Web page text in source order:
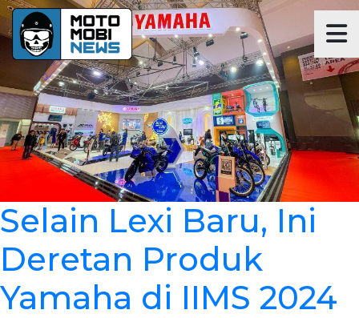
Selain Lexi Baru, Ini
Deretan Produk
Yamaha di IIMS 2024